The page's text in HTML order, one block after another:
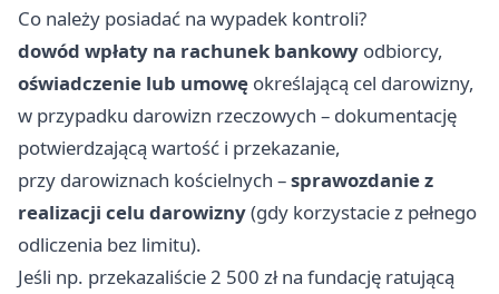
Co należy posiadać na wypadek kontroli?
dowód wpłaty na rachunek bankowy odbiorcy,
oświadczenie lub umowę określającą cel darowizny,
w przypadku darowizn rzeczowych – dokumentację
potwierdzającą wartość i przekazanie,
przy darowiznach kościelnych –sprawozdanie z
realizacji celu darowizny(gdy korzystacie z pełnego
odliczenia bez limitu).
Jeśli np. przekazaliście 2 500 zł na fundację ratującą